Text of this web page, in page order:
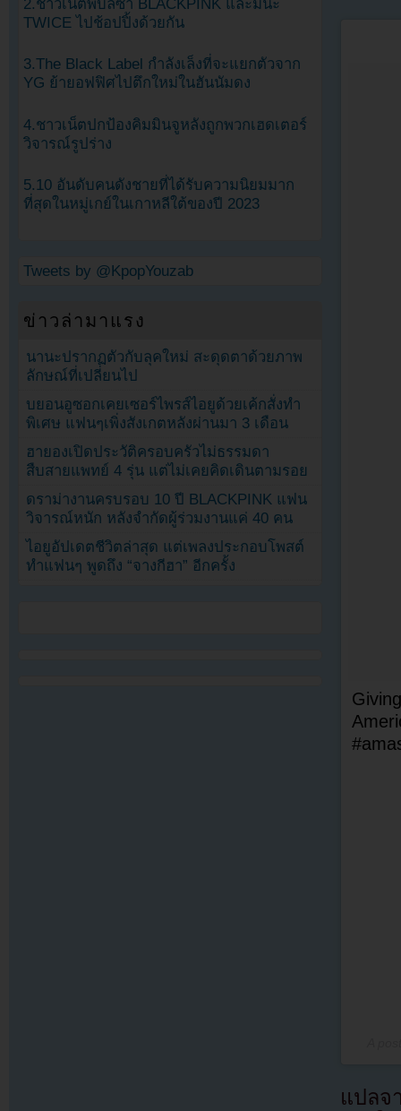
แปล
2.ชาวเน็ตพบลิซ่า BLACKPINK และมินะ
TWICE ไปช้อปปิ้งด้วยกัน
3.The Black Label กำลังเล็งที่จะแยกตัวจาก
YG ย้ายอฟฟิศไปตึกใหม่ในฮันนัมดง
4.ชาวเน็ตปกป้องคิมมินจูหลังถูกพวกเฮดเตอร์
วิจารณ์รูปร่าง
5.10 อันดับคนดังชายที่ได้รับความนิยมมาก
ที่สุดในหมู่เกย์ในเกาหลีใต้ของปี 2023
Tweets by @KpopYouzab
ข่าวล่ามาแรง
นานะปรากฏตัวกับลุคใหม่ สะดุดตาด้วยภาพ
ลักษณ์ที่เปลี่ยนไป
บยอนอูซอกเคยเซอร์ไพรส์ไอยูด้วยเค้กสั่งทำ
พิเศษ แฟนๆเพิ่งสังเกตหลังผ่านมา 3 เดือน
ฮายองเปิดประวัติครอบครัวไม่ธรรมดา
สืบสายแพทย์ 4 รุ่น แต่ไม่เคยคิดเดินตามรอย
ดราม่างานครบรอบ 10 ปี BLACKPINK แฟน
วิจารณ์หนัก หลังจำกัดผู้ร่วมงานแค่ 40 คน
ไอยูอัปเดตชีวิตล่าสุด แต่เพลงประกอบโพสต์
ทำแฟนๆ พูดถึง “จางกีฮา” อีกครั้ง